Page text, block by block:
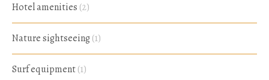
Hotel amenities (2)
Nature sightseeing(1)
Surf equipment(1)